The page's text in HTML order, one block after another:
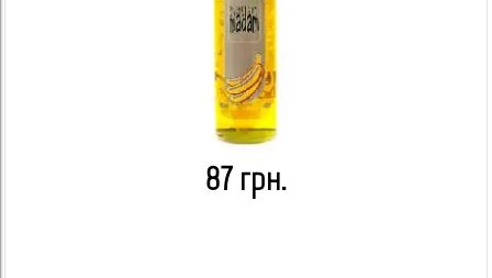
87 грн.